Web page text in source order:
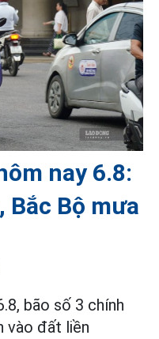
nay 6.8:
Bắc Bộ mưa
bão số 3 chính
vào đất liền